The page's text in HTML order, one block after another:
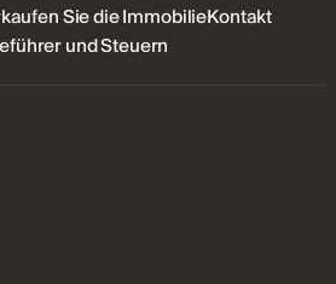
Sie die ImmobilieKontakt
und Steuern